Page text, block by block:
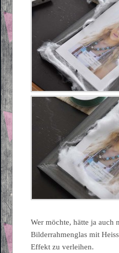
Wer möchte, hätte ja auch
Bilderrahmenglas mit
Effekt zu verleihen.